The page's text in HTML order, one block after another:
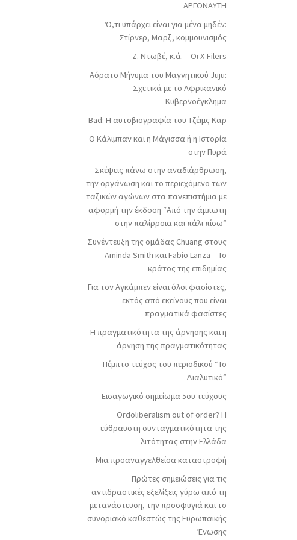
ΑΡΓΟΝΑΥΤΗ
Ό,τι υπάρχει είναι για μένα μηδέν:
Στίρνερ, Μαρξ, κομμουνισμός
Ζ. Ντωβέ, κ.ά. – Οι X-Filers
Αόρατο Μήνυμα του Μαγνητικού Juju:
Σχετικά με το Αφρικανικό
Κυβερνοέγκλημα
Bad: Η αυτοβιογραφία του Τζέιμς Καρ
Ο Κάλιμπαν και η Μάγισσα ή η Ιστορία
στην Πυρά
Σκέψεις πάνω στην αναδιάρθρωση,
την οργάνωση και το περιεχόμενο των
ταξικών αγώνων στα πανεπιστήμια με
αφορμή την έκδοση “Από την άμπωτη
στην παλίρροια και πάλι πίσω”
Συνέντευξη της ομάδας Chuang στους
Aminda Smith και Fabio Lanza – Το
κράτος της επιδημίας
Για τον Αγκάμπεν είναι όλοι φασίστες,
εκτός από εκείνους που είναι
πραγματικά φασίστες
Η πραγματικότητα της άρνησης και η
άρνηση της πραγματικότητας
Πέμπτο τεύχος του περιοδικού “Το
Διαλυτικό”
Εισαγωγικό σημείωμα 5ου τεύχους
Ordoliberalism out of order? Η
εύθραυστη συνταγματικότητα της
λιτότητας στην Ελλάδα
Μια προαναγγελθείσα καταστροφή
Πρώτες σημειώσεις για τις
αντιδραστικές εξελίξεις γύρω από τη
μετανάστευση, την προσφυγιά και το
συνοριακό καθεστώς της Ευρωπαϊκής
Ένωσης